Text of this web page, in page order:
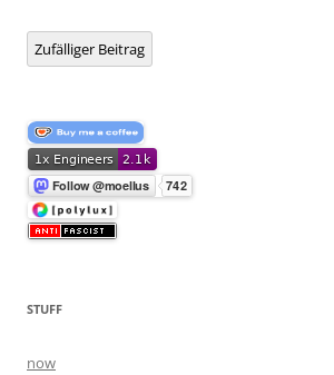
Zufälliger Beitrag
STUFF
now